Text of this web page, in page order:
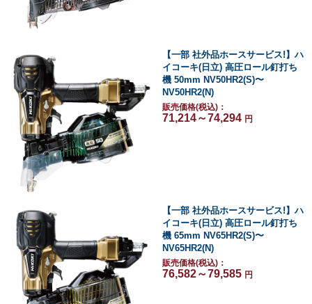
【一部 社外品ホースサービス!】ハ
イコーキ(日立) 高圧ロール釘打ち
機 50mm NV50HR2(S)〜
NV50HR2(N)
販売価格(税込)：
71,214～74,294 円
【一部 社外品ホースサービス!】ハ
イコーキ(日立) 高圧ロール釘打ち
機 65mm NV65HR2(S)〜
NV65HR2(N)
販売価格(税込)：
76,582～79,585 円